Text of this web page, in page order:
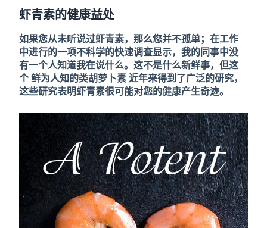
虾青素的健康益处
如果您从未听说过虾青素，那么您并不孤单；在工作
中进行的一项不科学的快速调查显示，我的同事中没
有一个人知道我在说什么。这不是什么新鲜事，但这
个鲜为人知的类胡萝卜素 近年来得到了广泛的研究，
这些研究表明虾青素很可能对您的健康产生奇迹。